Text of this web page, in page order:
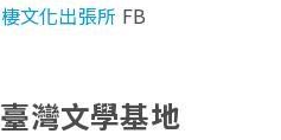
文化出張所 FB
灣文學基地